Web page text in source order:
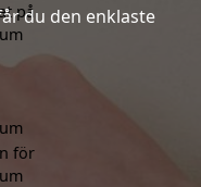
du den enklaste
på
för